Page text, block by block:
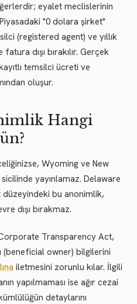
eyalet meclislerinin
"0 dolara şirket"
(registered agent) ve yıllık
dışı bırakılır. Gerçek
temsilci ücreti ve
oluşur.
Hangi
Wyoming ve New
yayınlamaz. Delaware
düzeyindeki bu anonimlik,
dışı bırakmaz.
Transparency Act,
(beneficial owner) bilgilerini
iletmesini zorunlu kılar. İlgili
yapılmaması ise ağır cezai
detaylarını